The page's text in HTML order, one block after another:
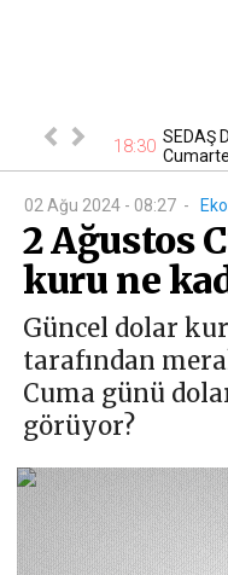
18:30 SEDAŞ
02 Ağu 2024 - 08:27 -
2 Ağustos
kuru ne
Güncel dolar
tarafından
Cuma günü
görüyor?